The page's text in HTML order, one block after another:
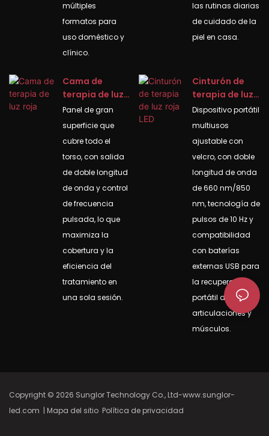
múltiples
formatos para
uso doméstico y
clínico.
las rutinas diarias
de cuidado de la
piel en casa.
Cama de
terapia de luz
roja
Panel de gran
superficie que
cubre todo el
torso, con salida
de doble longitud
de onda y control
de frecuencia
pulsada, lo que
maximiza la
cobertura y la
eficiencia del
tratamiento en
una sola sesión.
Cinturón de
terapia de luz
roja LED
Dispositivo portátil
multiusos
ajustable con
velcro, con doble
longitud de onda
de 660 nm/850
nm, tecnología de
pulsos de 10 Hz y
compatibilidad
con baterías
externas USB para
la recuperación
portátil de
articulaciones y
músculos.
Copyright © 2026 Sunglor Technology Co., Ltd-www.sunglor-
led.com | Mapa del sitio Política de privacidad